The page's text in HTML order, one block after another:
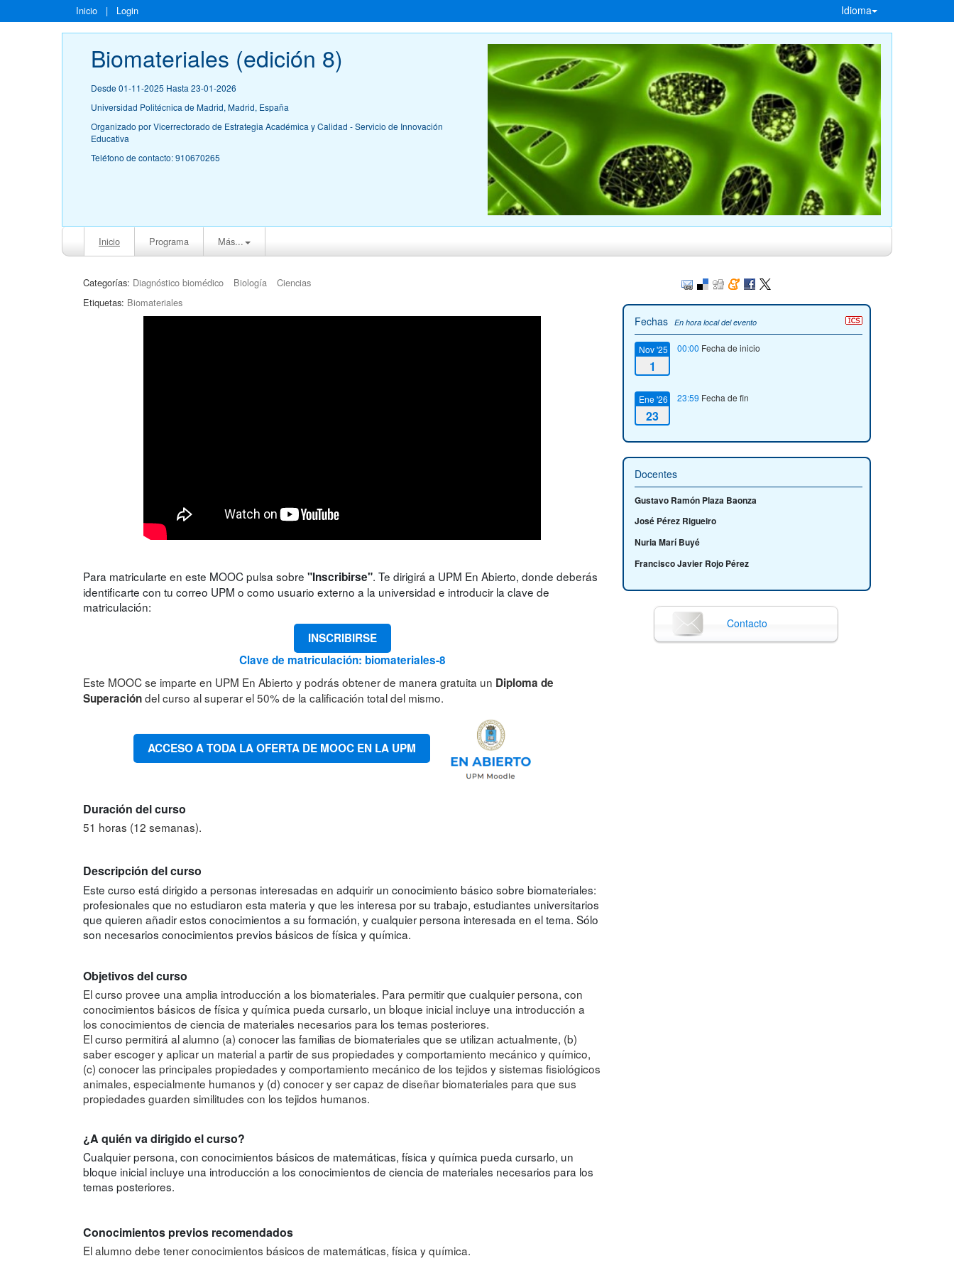
Inicio | Login Idioma
Biomateriales (edición 8)
Desde 01-11-2025 Hasta 23-01-2026
Universidad Politécnica de Madrid, Madrid, España
Organizado por Vicerrectorado de Estrategia Académica y Calidad - Servicio de Innovación
Educativa
Teléfono de contacto: 910670265
Inicio Programa Más...
Categorías: Diagnóstico biomédico Biología
Ciencias
Etiquetas: Biomateriales
Para matricularte en este MOOC pulsa sobre "Inscribirse". Te dirigirá a UPM En Abierto, donde deberás
identificarte con tu correo UPM o como usuario externo a la universidad e introducir la clave de
matriculación:
INSCRIBIRSE
Clave de matriculación: biomateriales-8
Este MOOC se imparte en UPM En Abierto y podrás obtener de manera gratuita un Diploma de
Superacióndel curso al superar el 50% de la calificación total del mismo.
ACCESO A TODA LA OFERTA DE MOOC EN LA UPM
Duración del curso
51 horas (12 semanas).
Descripción del curso
Este curso está dirigido a personas interesadas en adquirir un conocimiento básico sobre biomateriales:
profesionales que no estudiaron esta materia y que les interesa por su trabajo, estudiantes universitarios
que quieren añadir estos conocimientos a su formación, y cualquier persona interesada en el tema. Sólo
son necesarios conocimientos previos básicos de física y química.
Objetivos del curso
El curso provee una amplia introducción a los biomateriales. Para permitir que cualquier persona, con
conocimientos básicos de física y química pueda cursarlo, un bloque inicial incluye una introducción a
los conocimientos de ciencia de materiales necesarios para los temas posteriores.
El curso permitirá al alumno (a) conocer las familias de biomateriales que se utilizan actualmente, (b)
saber escoger y aplicar un material a partir de sus propiedades y comportamiento mecánico y químico,
(c) conocer las principales propiedades y comportamiento mecánico de los tejidos y sistemas fisiológicos
animales, especialmente humanos y (d) conocer y ser capaz de diseñar biomateriales para que sus
propiedades guarden similitudes con los tejidos humanos.
¿A quién va dirigido el curso?
Cualquier persona, con conocimientos básicos de matemáticas, física y química pueda cursarlo, un
bloque inicial incluye una introducción a los conocimientos de ciencia de materiales necesarios para los
temas posteriores.
Conocimientos previos recomendados
El alumno debe tener conocimientos básicos de matemáticas, física y química.
Fechas En hora local del evento
Nov '25
1
00:00 Fecha de inicio
Ene '26
23
23:59 Fecha de fin
Docentes
Gustavo Ramón Plaza Baonza
José Pérez Rigueiro
Nuria Marí Buyé
Francisco Javier Rojo Pérez
Contacto